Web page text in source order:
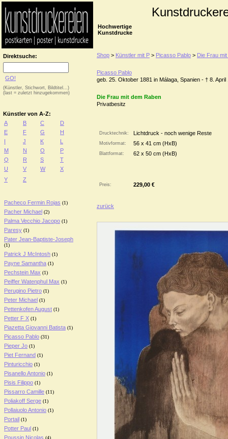
Hochwertige
Kunstdrucke
Direktsuche:
GO!
(Künstler, Stichwort, Bildtitel...)
(last = zuletzt hinzugekommen)
Künstler von A-Z:
A
B C
D
E
F G
H
I
J K
L
M
N O
P
Q
R S
T
U
V W
X
Y
Z
Pacheco Fermin Rojas (1)
Pacher Michael (2)
Palma Vecchio Jacopo (1)
Paresy (1)
Pater Jean-Baptiste-Joseph
(1)
Patrick J McIntosh (1)
Payne Samantha (1)
Pechstein Max (1)
Peiffer Watenphul Max (1)
Perugino Pietro (1)
Peter Michael (1)
Pettenkofen August (1)
Petter F X (1)
Piazetta Giovanni Batista (1)
Picasso Pablo (31)
Pieper Jo (1)
Piet Fernand (1)
Pinturicchio (1)
Pisanello Antonio (1)
Pisis Filippo (1)
Pissarro Camille (11)
Poliakoff Serge (1)
Pollaiuolo Antonio (1)
Portail (1)
Potter Paul (1)
Poussin Nicolas (4)
Shop > Künstler mit P > Picasso Pablo > Die Frau
Picasso Pablo
geb. 25. Oktober 1881 in Málaga, Spanien - † 8.
Die Frau mit dem Raben
Privatbesitz
Drucktechnik: Lichtdruck - noch wenige Reste
Motivformat: 56 x 41 cm (HxB)
Blattformat: 62 x 50 cm (HxB)
Preis: 229,00 €
zurück